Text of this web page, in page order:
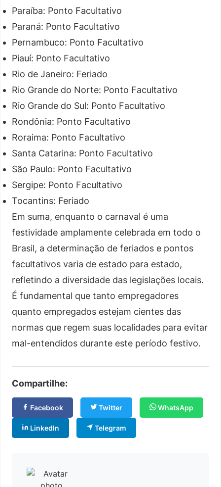
Paraíba: Ponto Facultativo
Paraná: Ponto Facultativo
Pernambuco: Ponto Facultativo
Piauí: Ponto Facultativo
Rio de Janeiro: Feriado
Rio Grande do Norte: Ponto Facultativo
Rio Grande do Sul: Ponto Facultativo
Rondônia: Ponto Facultativo
Roraima: Ponto Facultativo
Santa Catarina: Ponto Facultativo
São Paulo: Ponto Facultativo
Sergipe: Ponto Facultativo
Tocantins: Feriado
Em suma, enquanto o carnaval é uma
festividade amplamente celebrada em todo o
Brasil, a determinação de feriados e pontos
facultativos varia de estado para estado,
refletindo a diversidade das legislações locais.
É fundamental que tanto empregadores
quanto empregados estejam cientes das
normas que regem suas localidades para evitar
mal-entendidos durante este período festivo.
Compartilhe:
Facebook Twitter WhatsApp
LinkedIn Telegram